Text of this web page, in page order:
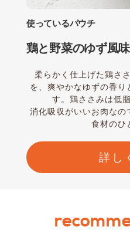
使っているパウチ
鶏と野菜のゆず風
柔らかく仕上げた鶏さ
を、爽やかなゆずの香り
す。鶏ささみは低
消化吸収がいいお肉な
食材のひ
詳し